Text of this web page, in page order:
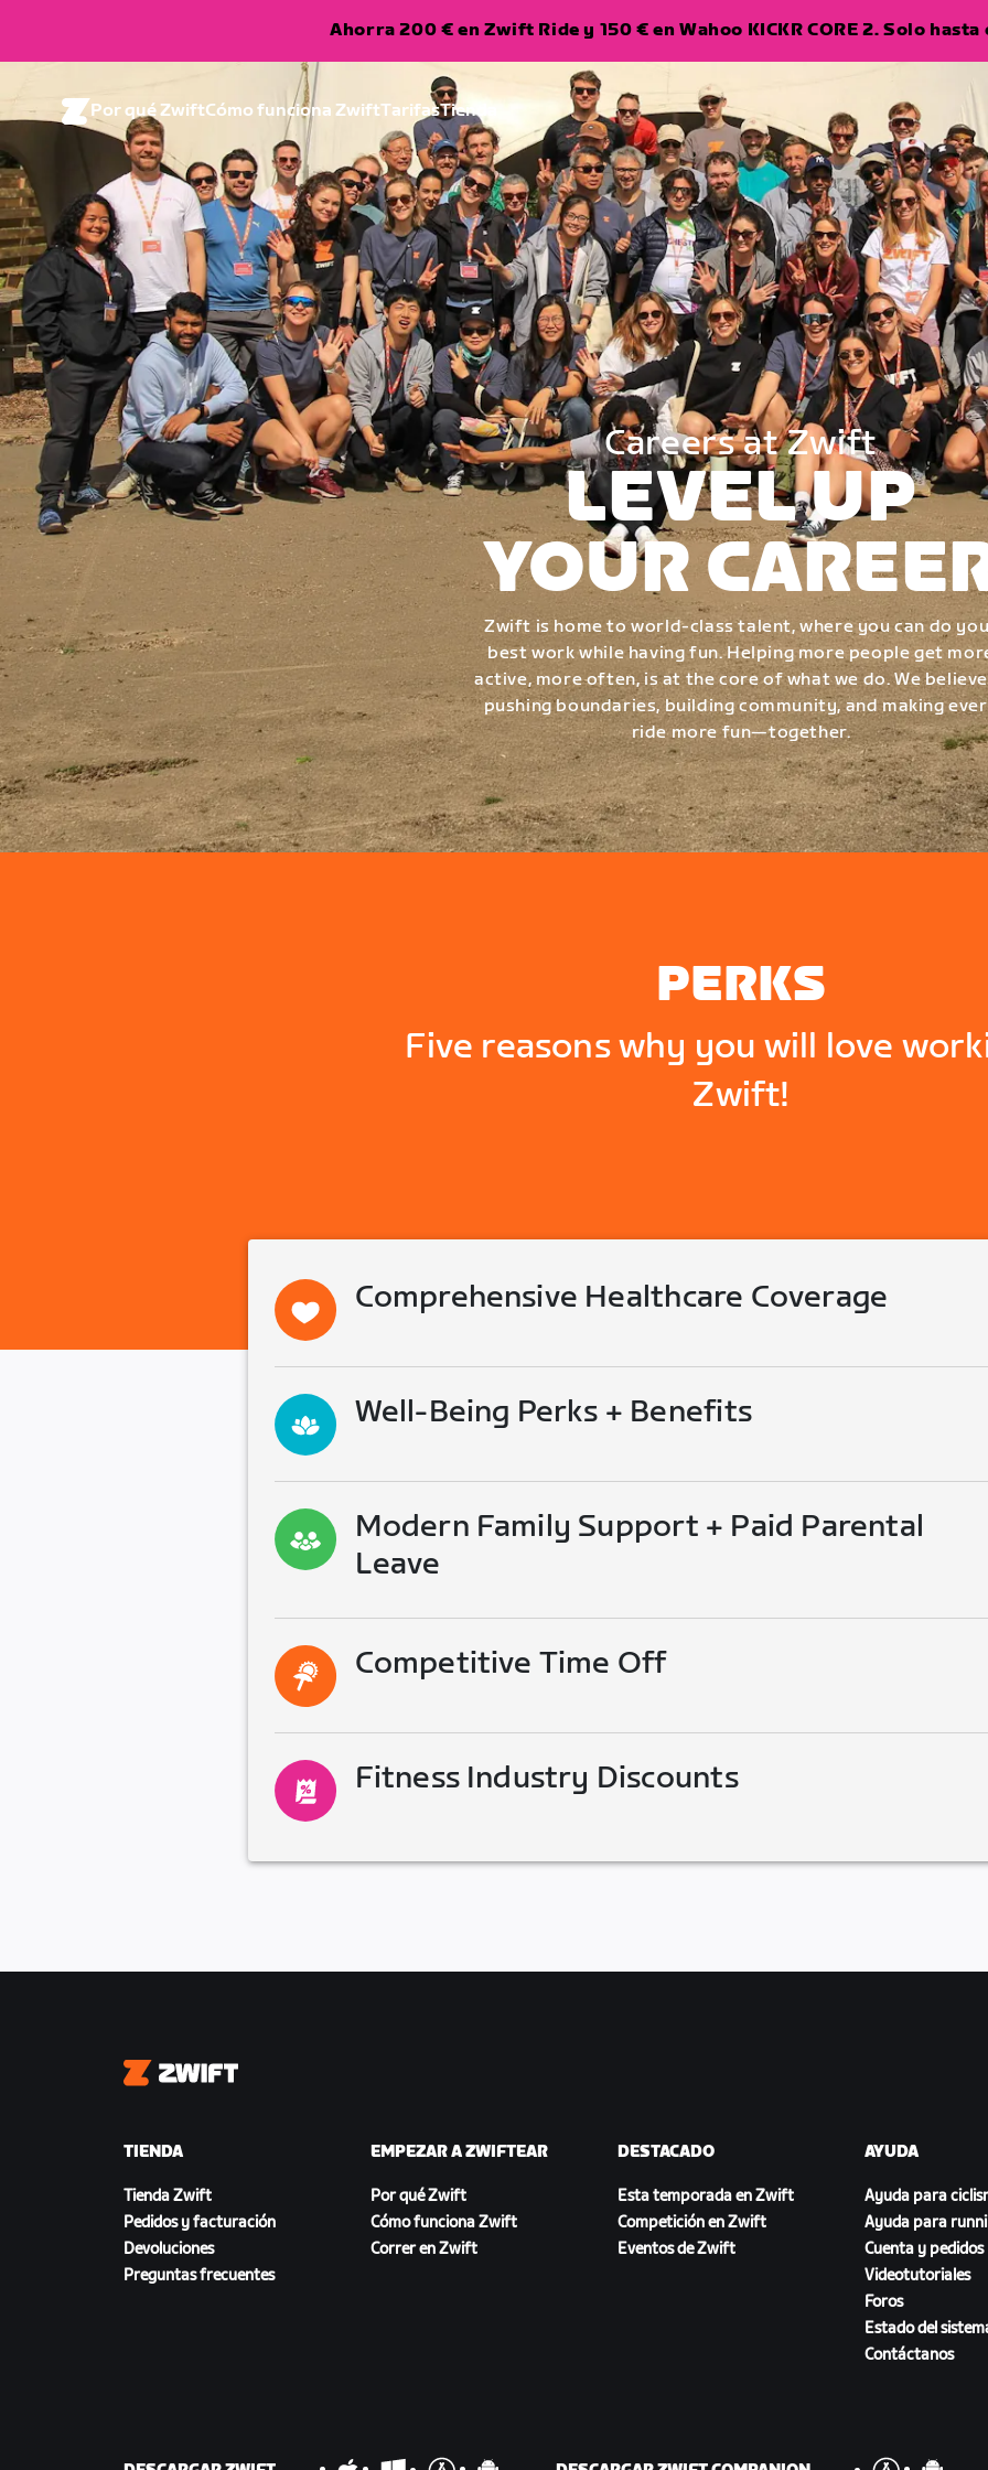
Ahorra 200 € en Zwift Ride y 150 € en Wahoo KICKR CORE 2. Solo hasta
Por qué ZwiftCómo funciona ZwiftTarifasTienda
Careers at Zwift
LEVEL UP
YOUR
Zwift is home to world-class talent, where you can do
best work while having fun. Helping more people get
active, more often, is at the core of what we do. We
pushing boundaries, building community, and making
ride more fun—together.
PERKS
Five reasons why you will love
Zwift!
Comprehensive Healthcare Coverage
Well-Being Perks + Benefits
Modern Family Support + Paid Parental
Leave
Competitive Time Off
Fitness Industry Discounts
Zwift
TIENDA
Tienda Zwift
Pedidos y facturación
Devoluciones
Preguntas frecuentes
EMPEZAR A ZWIFTEAR
Por qué Zwift
Cómo funciona Zwift
Correr en Zwift
DESTACADO
Esta temporada en Zwift
Competición en Zwift
Eventos de Zwift
AYUDA
Ayuda para
Ayuda para
Cuenta y pedidos
Videotutoriales
Foros
Estado del
Contáctanos